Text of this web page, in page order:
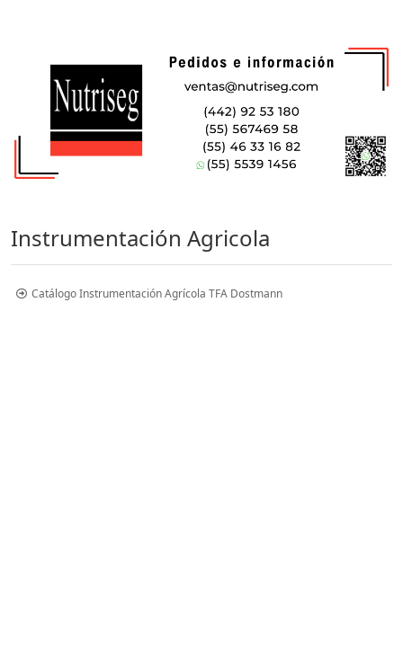
Instrumentación Agricola
Catálogo Instrumentación Agrícola TFA Dostmann